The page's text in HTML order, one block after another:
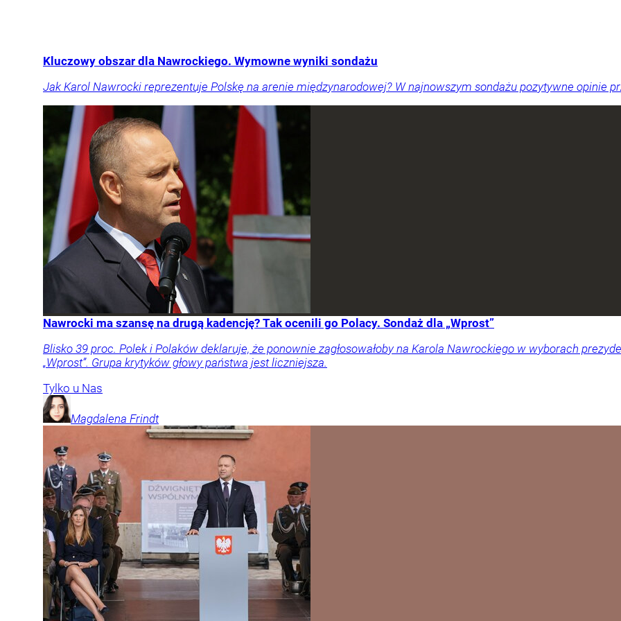
Kluczowy obszar dla Nawrockiego. Wymowne wyniki sondażu
Jak Karol Nawrocki reprezentuje Polskę na arenie międzynarodowej? W najnowszym sondażu pozytywne opinie
Nawrocki ma szansę na drugą kadencję? Tak ocenili go Polacy. Sondaż dla „Wprost”
Blisko 39 proc. Polek i Polaków deklaruje, że ponownie zagłosowałoby na Karola Nawrockiego w wyborach
„Wprost”. Grupa krytyków głowy państwa jest liczniejsza.
Tylko u Nas
Magdalena Frindt